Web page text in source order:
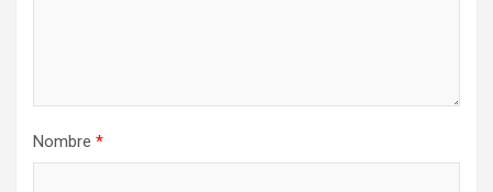
Nombre *